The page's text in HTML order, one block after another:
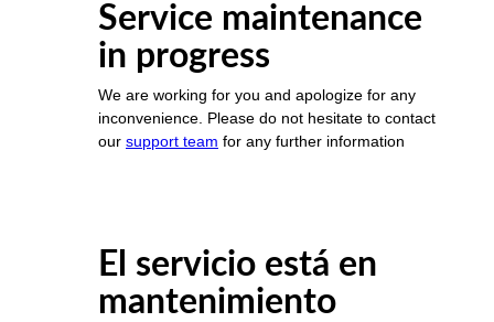
Service maintenance
in progress
We are working for you and apologize for any
inconvenience. Please do not hesitate to contact
our support team for any further information
El servicio está en
mantenimiento